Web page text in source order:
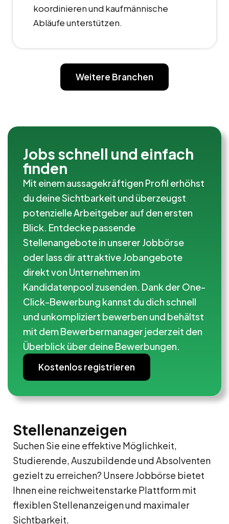
koordinieren und kaufmännische
Abläufe unterstützen.
Weitere Branchen
Jobs schnell und einfach
finden
Mit einem aussagekräftigen Profil erhöhst
du deine Sichtbarkeit und überzeugst
potenzielle Arbeitgeber auf den ersten
Blick. Entdecke passende
Stellenangebote in unserer Jobbörse
oder lass dir attraktive Jobangebote
direkt von Unternehmen im
Kandidatenpool zusenden. Dank der One-
Click-Bewerbung kannst du dich schnell
und unkompliziert bewerben und behältst
mit dem Bewerbermanager jederzeit den
Überblick über deine Bewerbungen.
Kostenlos registrieren
Stellenanzeigen
Suchen Sie eine effektive Möglichkeit,
Studierende, Auszubildende und Absolventen
gezielt zu erreichen? Unsere Jobbörse bietet
Ihnen eine reichweitenstarke Plattform mit
flexiblen Stellenanzeigen und maximaler
Sichtbarkeit.